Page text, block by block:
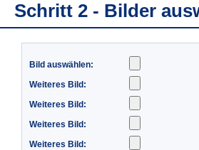
Schritt 2 - Bilder
Bild auswählen:
Weiteres Bild:
Weiteres Bild:
Weiteres Bild:
Weiteres Bild: